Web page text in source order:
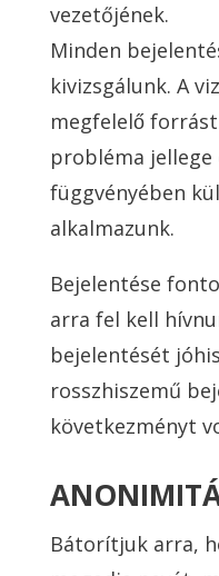
vezetőjének.
Minden
kivizsgálunk. A
megfelelő
probléma jellege
függvényében
alkalmazunk.
Bejelentése
arra fel kell
bejelentését
rosszhiszemű
következményt
Bátorítjuk arra,